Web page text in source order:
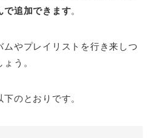
で追加できます。
やプレイリストを行き来しつ
う。
下のとおりです。